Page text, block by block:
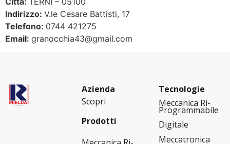
Indirizzo: V.le Cesare Battisti, 17
Telefono: 0744 421275
Email: granocchia43@gmail.com
Azienda
Scopri
Prodotti
Tecnologie
Meccanica Ri-
Programmabile
Digitale
Meccatronica